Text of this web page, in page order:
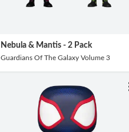
Nebula & Mantis - 2 Pack
Guardians Of The Galaxy Volume 3